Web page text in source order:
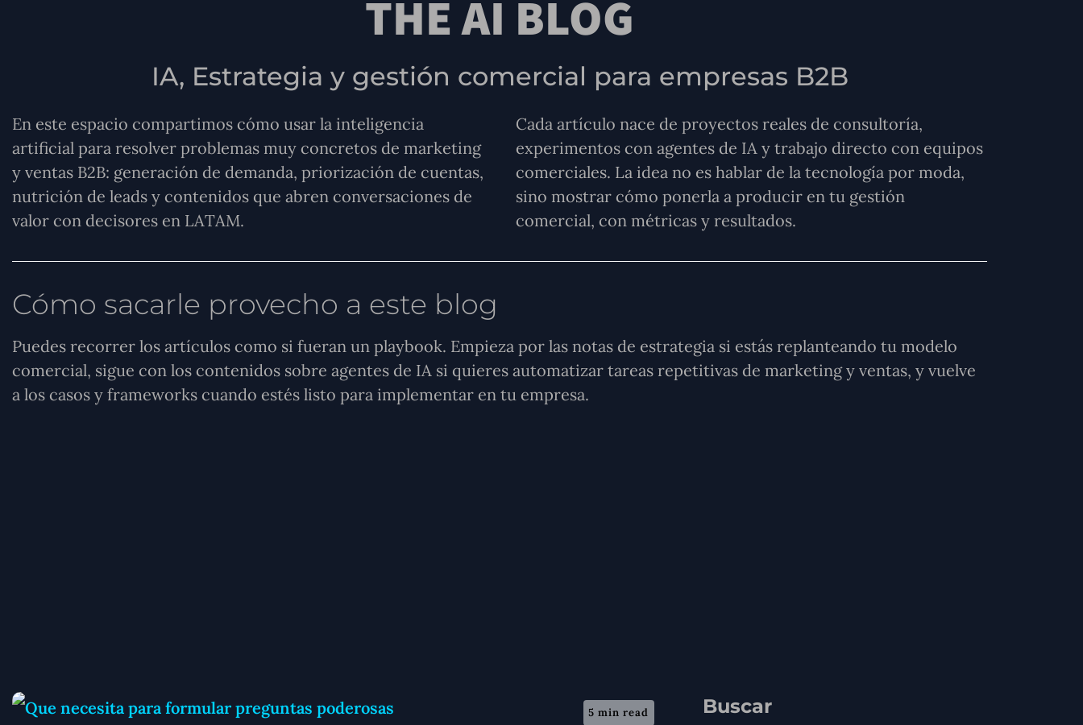
THE AI BLOG
IA, Estrategia y gestión comercial para empresas B2B
En este espacio compartimos cómo usar la inteligencia
artificial para resolver problemas muy concretos de marketing
y ventas B2B: generación de demanda, priorización de cuentas,
nutrición de leads y contenidos que abren conversaciones de
valor con decisores en LATAM.
Cada artículo nace de proyectos reales de consultoría,
experimentos con agentes de IA y trabajo directo con equipos
comerciales. La idea no es hablar de la tecnología por moda,
sino mostrar cómo ponerla a producir en tu gestión
comercial, con métricas y resultados.
Cómo sacarle provecho a este blog
Puedes recorrer los artículos como si fueran un playbook. Empieza por las notas de estrategia si estás replanteando tu modelo
comercial, sigue con los contenidos sobre agentes de IA si quieres automatizar tareas repetitivas de marketing y ventas, y vuelve
a los casos y frameworks cuando estés listo para implementar en tu empresa.
5 min read Buscar